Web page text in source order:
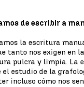
de escribir a
la escritura
tanto nos exigen en
pulcra y limpia. La
el estudio de la
incluso cómo nos